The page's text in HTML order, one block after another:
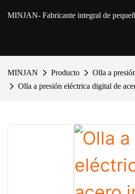
MINJAN- Fabricante integral de
MINJAN Producto Olla a
Olla a presión eléctrica digital de